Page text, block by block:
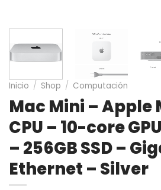
Inicio / Shop / Computación
Mac Mini – Apple
CPU – 10-core
– 256GB SSD –
Ethernet – Silver